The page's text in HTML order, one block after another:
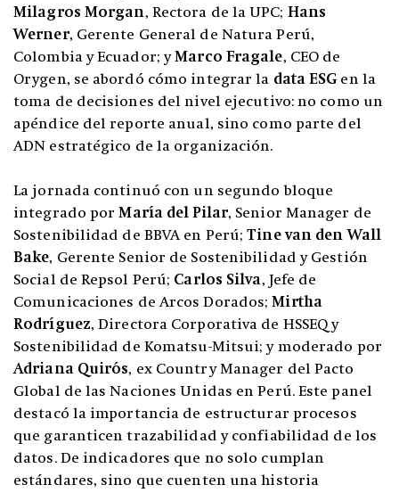
Milagros Morgan, Rectora de la UPC; Hans
Werner, Gerente General de Natura Perú,
Colombia y Ecuador; yMarco Fragale, CEO de
Orygen, se abordó cómo integrar la data ESGen la
toma de decisiones del nivel ejecutivo: no como un
apéndice del reporte anual, sino como parte del
ADN estratégico de la organización.
La jornada continuó con un segundo bloque
integrado por María del Pilar, Senior Manager de
Sostenibilidad de BBVA en Perú;Tine van den Wall
Bake, Gerente Senior de Sostenibilidad y Gestión
Social de Repsol Perú; Carlos Silva, Jefe de
Comunicaciones de Arcos Dorados;Mirtha
Rodríguez, Directora Corporativa de HSSEQ y
Sostenibilidad de Komatsu-Mitsui; y moderado por
Adriana Quirós, ex Country Manager del Pacto
Global de las Naciones Unidas en Perú. Este panel
destacó la importancia de estructurar procesos
que garanticen trazabilidad y confiabilidad de los
datos. De indicadores que no solo cumplan
estándares, sino que cuenten una historia